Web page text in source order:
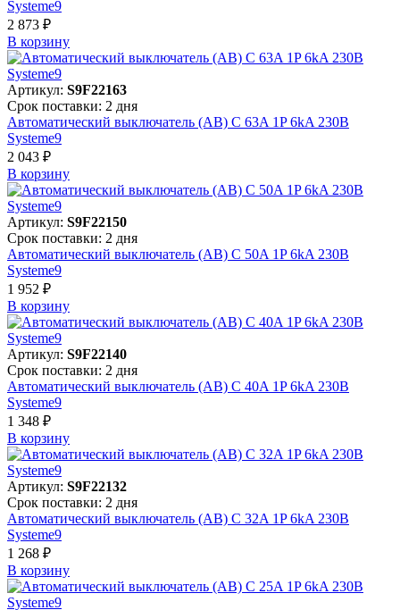
Systeme9
2 873 ₽
В корзинy
Артикул: S9F22163
Срок поставки: 2 дня
Автоматический выключатель (АВ) C 63A 1P 6kA 230В
Systeme9
2 043 ₽
В корзинy
Артикул: S9F22150
Срок поставки: 2 дня
Автоматический выключатель (АВ) C 50A 1P 6kA 230В
Systeme9
1 952 ₽
В корзинy
Артикул: S9F22140
Срок поставки: 2 дня
Автоматический выключатель (АВ) C 40A 1P 6kA 230В
Systeme9
1 348 ₽
В корзинy
Артикул: S9F22132
Срок поставки: 2 дня
Автоматический выключатель (АВ) C 32A 1P 6kA 230В
Systeme9
1 268 ₽
В корзинy